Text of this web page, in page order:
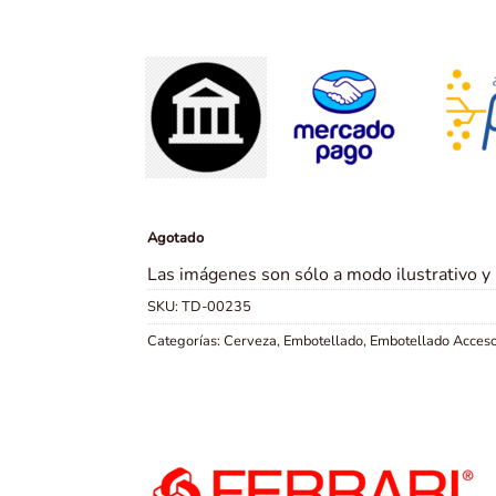
Agotado
Las imágenes son sólo a modo ilustrativo
SKU:TD-00235
Categorías:Cerveza, Embotellado, Embotellado